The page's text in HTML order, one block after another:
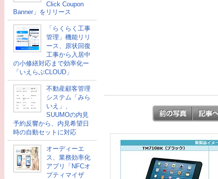
Click Coupon
Banner」をリリース
「らくらく工事
管理」機能リリ
ース、原状回復
工事から入居中
の小修繕対応まで効率化ー
「いえらぶCLOUD」
不動産顧客管理
システム「みら
いえ」、
SUUMOの内見
予約反響から、内見希望日
時の自動セットに対応
オーディーエ
ス、業務効率化
アプリ「NFCオ
プティマイザ